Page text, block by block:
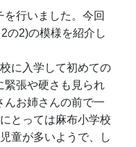
行いました。今回
の2)の模様を紹介し
に入学して初めての
緊張や硬さも見られ
んお姉さんの前で一
とっては麻布小学校
童が多いようで、し